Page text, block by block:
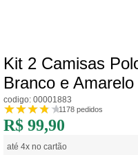
Kit 2 Camisas
Branco e Amarelo
codigo: 00001883
1178 pedidos
R$ 99,90
até 4x no cartão